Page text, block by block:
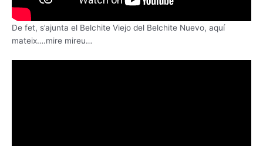
De fet, s’ajunta el Belchite Viejo del Belchite Nuevo, aquí
mateix….mire mireu…